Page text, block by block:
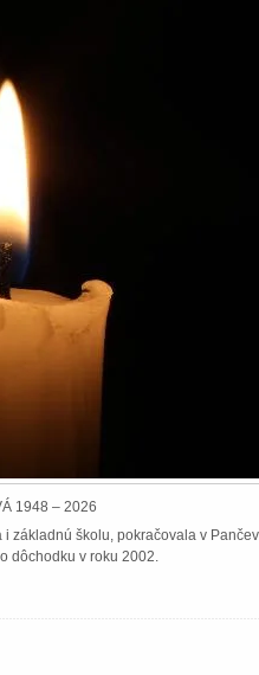
1948 – 2026
školu, pokračovala v
dôchodku v roku 2002.